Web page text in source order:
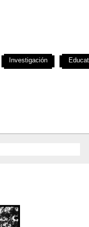
Investigación